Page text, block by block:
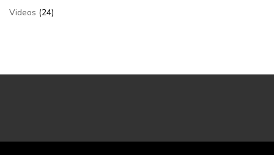
Videos (24)